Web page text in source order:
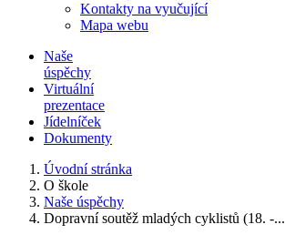
Kontakty na vyučující
Mapa webu
Naše
úspěchy
Virtuální
prezentace
Jídelníček
Dokumenty
Úvodní stránka
O škole
Naše úspěchy
Dopravní soutěž mladých cyklistů (18. -...